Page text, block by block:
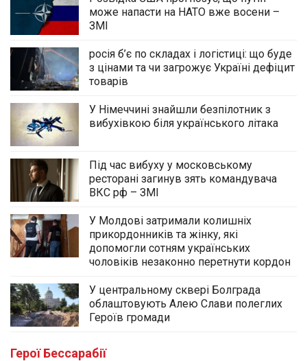
може напасти на НАТО вже восени –
ЗМІ
росія б’є по складах і логістиці: що буде
з цінами та чи загрожує Україні дефіцит
товарів
У Німеччині знайшли безпілотник з
вибухівкою біля українського літака
Під час вибуху у московському
ресторані загинув зять командувача
ВКС рф – ЗМІ
У Молдові затримали колишніх
прикордонників та жінку, які
допомогли сотням українських
чоловіків незаконно перетнути кордон
У центральному сквері Болграда
облаштовують Алею Слави полеглих
Героїв громади
Герої Бессарабії